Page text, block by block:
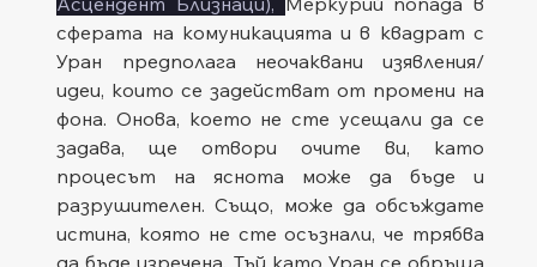
сферата на комуникацията и в квадрат с
Уран предполага неочаквани изявления/
идеи, които се задействат от промени на
фона. Онова, което не сте усещали да се
задава, ще отвори очите ви, като
процесът на яснота може да бъде и
разрушителен. Също, може да обсъждате
истина, която не сте осъзнали, че трябва